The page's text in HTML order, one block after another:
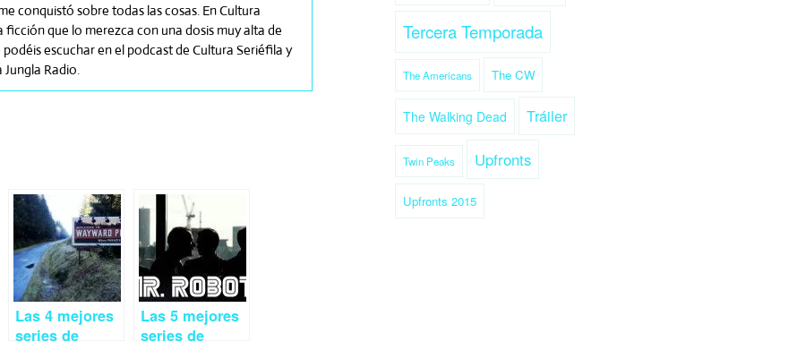
conquistó sobre todas las cosas. En Cultura
que lo merezca con una dosis muy alta de
escuchar en el podcast de Cultura Seriéfila y
Radio.
Las 4 mejores
series de
Las 5 mejores
series de
Tercera Temporada
The Americans The CW
The Walking Dead Tráiler
Twin Peaks Upfronts
Upfronts 2015